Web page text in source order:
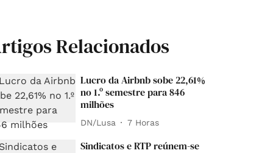
Relacionados
Lucro da Airbnb sobe 22,61%
no 1.º semestre para 846
milhões
DN/Lusa 7 Horas
Sindicatos e RTP reúnem-se